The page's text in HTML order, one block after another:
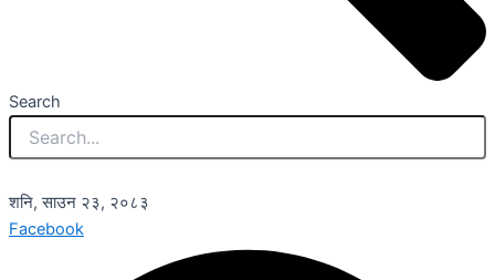
Search
शनि, साउन २३, २०८३
Facebook